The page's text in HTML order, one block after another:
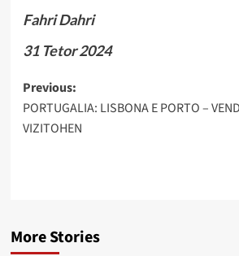
Fahri Dahri
31 Tetor 2024
Post
navigation
Previous:
PORTUGALIA: LISBONA E PORTO –
VIZITOHEN
More Stories